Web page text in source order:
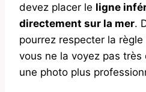
devez placer le ligne
directement sur la mer.
pourrez respecter la
vous ne la voyez pas
une photo plus